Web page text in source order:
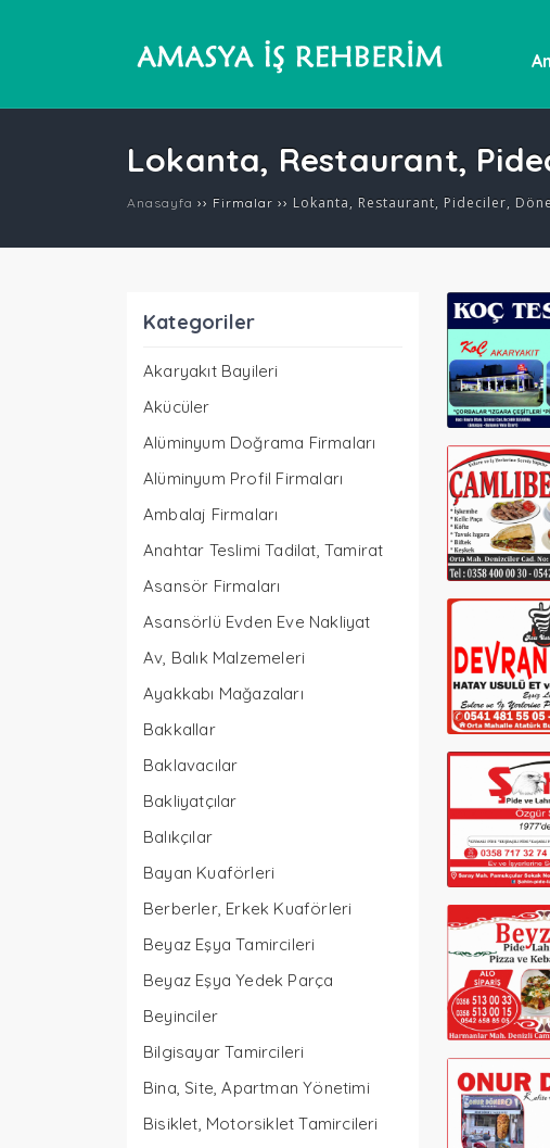
Lokanta, Restaurant,
Anasayfa ›› Firmalar ›› Lokanta, Restaurant, Pideciler,
Kategoriler
Akaryakıt Bayileri
Akücüler
Alüminyum Doğrama Firmaları
Alüminyum Profil Firmaları
Ambalaj Firmaları
Anahtar Teslimi Tadilat, Tamirat
Asansör Firmaları
Asansörlü Evden Eve Nakliyat
Av, Balık Malzemeleri
Ayakkabı Mağazaları
Bakkallar
Baklavacılar
Bakliyatçılar
Balıkçılar
Bayan Kuaförleri
Berberler, Erkek Kuaförleri
Beyaz Eşya Tamircileri
Beyaz Eşya Yedek Parça
Beyinciler
Bilgisayar Tamircileri
Bina, Site, Apartman Yönetimi
Bisiklet, Motorsiklet Tamircileri